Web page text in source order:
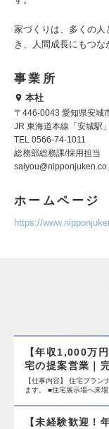
家づくりは、多くの
き、人間成長にもつな
事業所
本社
〒446-0043 愛知県安城
JR 東海道本線「安城駅
TEL 0566-74-1011
総務部総務課/採用担当
ホームページ
https://
【年収1,000万
宅の提案営業｜
【仕事内容】 住宅プラン
ます。 ■住宅展示場へ来
【未経験歓迎！